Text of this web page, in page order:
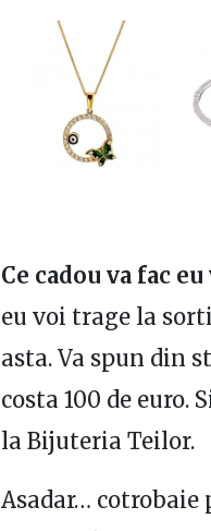
Ce cadou va fac eu
eu voi trage la
asta. Va spun din
costa 100 de euro.
la Bijuteria Teilor.
Asadar… cotrobaie